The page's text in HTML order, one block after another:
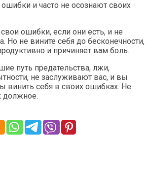
и часто не осознают своих
ошибки, если они есть, и не
Но не вините себя до бесконечности,
и причиняет вам боль.
путь предательства, лжи,
не заслуживают вас, и вы
винить себя в своих ошибках. Не
должное.